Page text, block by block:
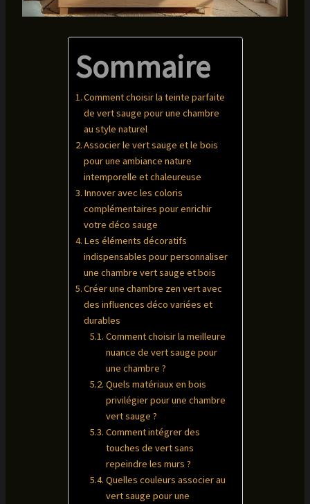
Sommaire
Comment choisir la teinte parfaite
de vert sauge pour une chambre
au style naturel
Associer le vert sauge et le bois
pour une ambiance nature
intemporelle et chaleureuse
Innover avec les coloris
complémentaires pour enrichir
votre déco sauge
Les éléments décoratifs
indispensables pour personnaliser
une chambre vert sauge et bois
Créer une chambre zen vert avec
des influences déco variées et
durables
Comment choisir la meilleure
nuance de vert sauge pour
une chambre ?
Quels matériaux en bois
privilégier pour une chambre
vert sauge ?
Comment intégrer des
touches de vert sans
repeindre les murs ?
Quelles couleurs associer au
vert sauge pour une